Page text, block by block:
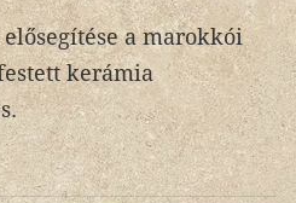
a marokkói
kerámia